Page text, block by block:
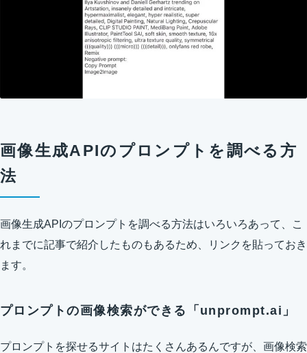
画像生成APIのプロンプトを調べる方
法
画像生成APIのプロンプトを調べる方法はいろいろあって、こ
れまでに記事で紹介したものもあるため、リンクを貼っておき
ます。
プロンプトの画像検索ができる「unprompt.ai」
プロンプトを探せるサイトはたくさんあるんですが、画像検索